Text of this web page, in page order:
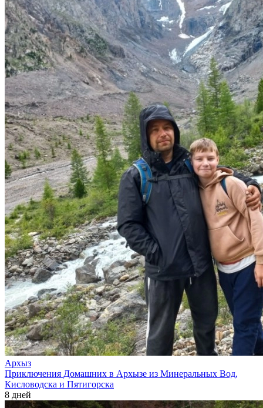
Архыз
Приключения Домашних в Архызе из Минеральных Вод,
Кисловодска и Пятигорска
8 дней